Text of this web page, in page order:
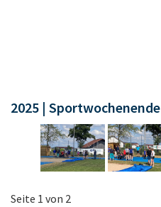
2025 | Sportwochenende
Seite 1 von 2